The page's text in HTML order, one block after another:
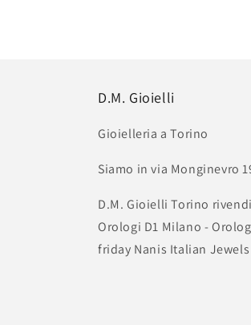
D.M. Gioielli
Gioielleria a Torino
Siamo in via Monginevro
D.M. Gioielli Torino
Orologi D1 Milano -
friday Nanis Italian Jewels